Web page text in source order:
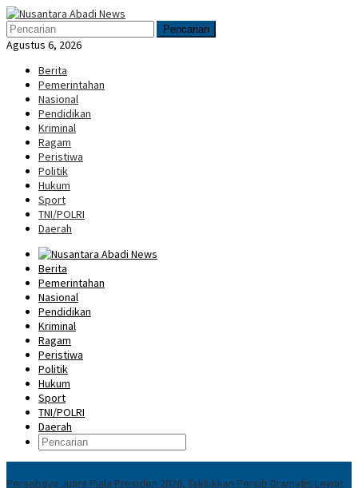
Loncat
ke
konten
Menu
Mobile
Pencarian
Agustus 6, 2026
Berita
Pemerintahan
Nasional
Pendidikan
Kriminal
Ragam
Peristiwa
Politik
Hukum
Sport
TNI/POLRI
Daerah
Berita
Pemerintahan
Nasional
Pendidikan
Kriminal
Ragam
Peristiwa
Politik
Hukum
Sport
TNI/POLRI
Daerah
Persebaya Juara Piala Presiden 2026, Taklukkan Persib Dramatis Lewat